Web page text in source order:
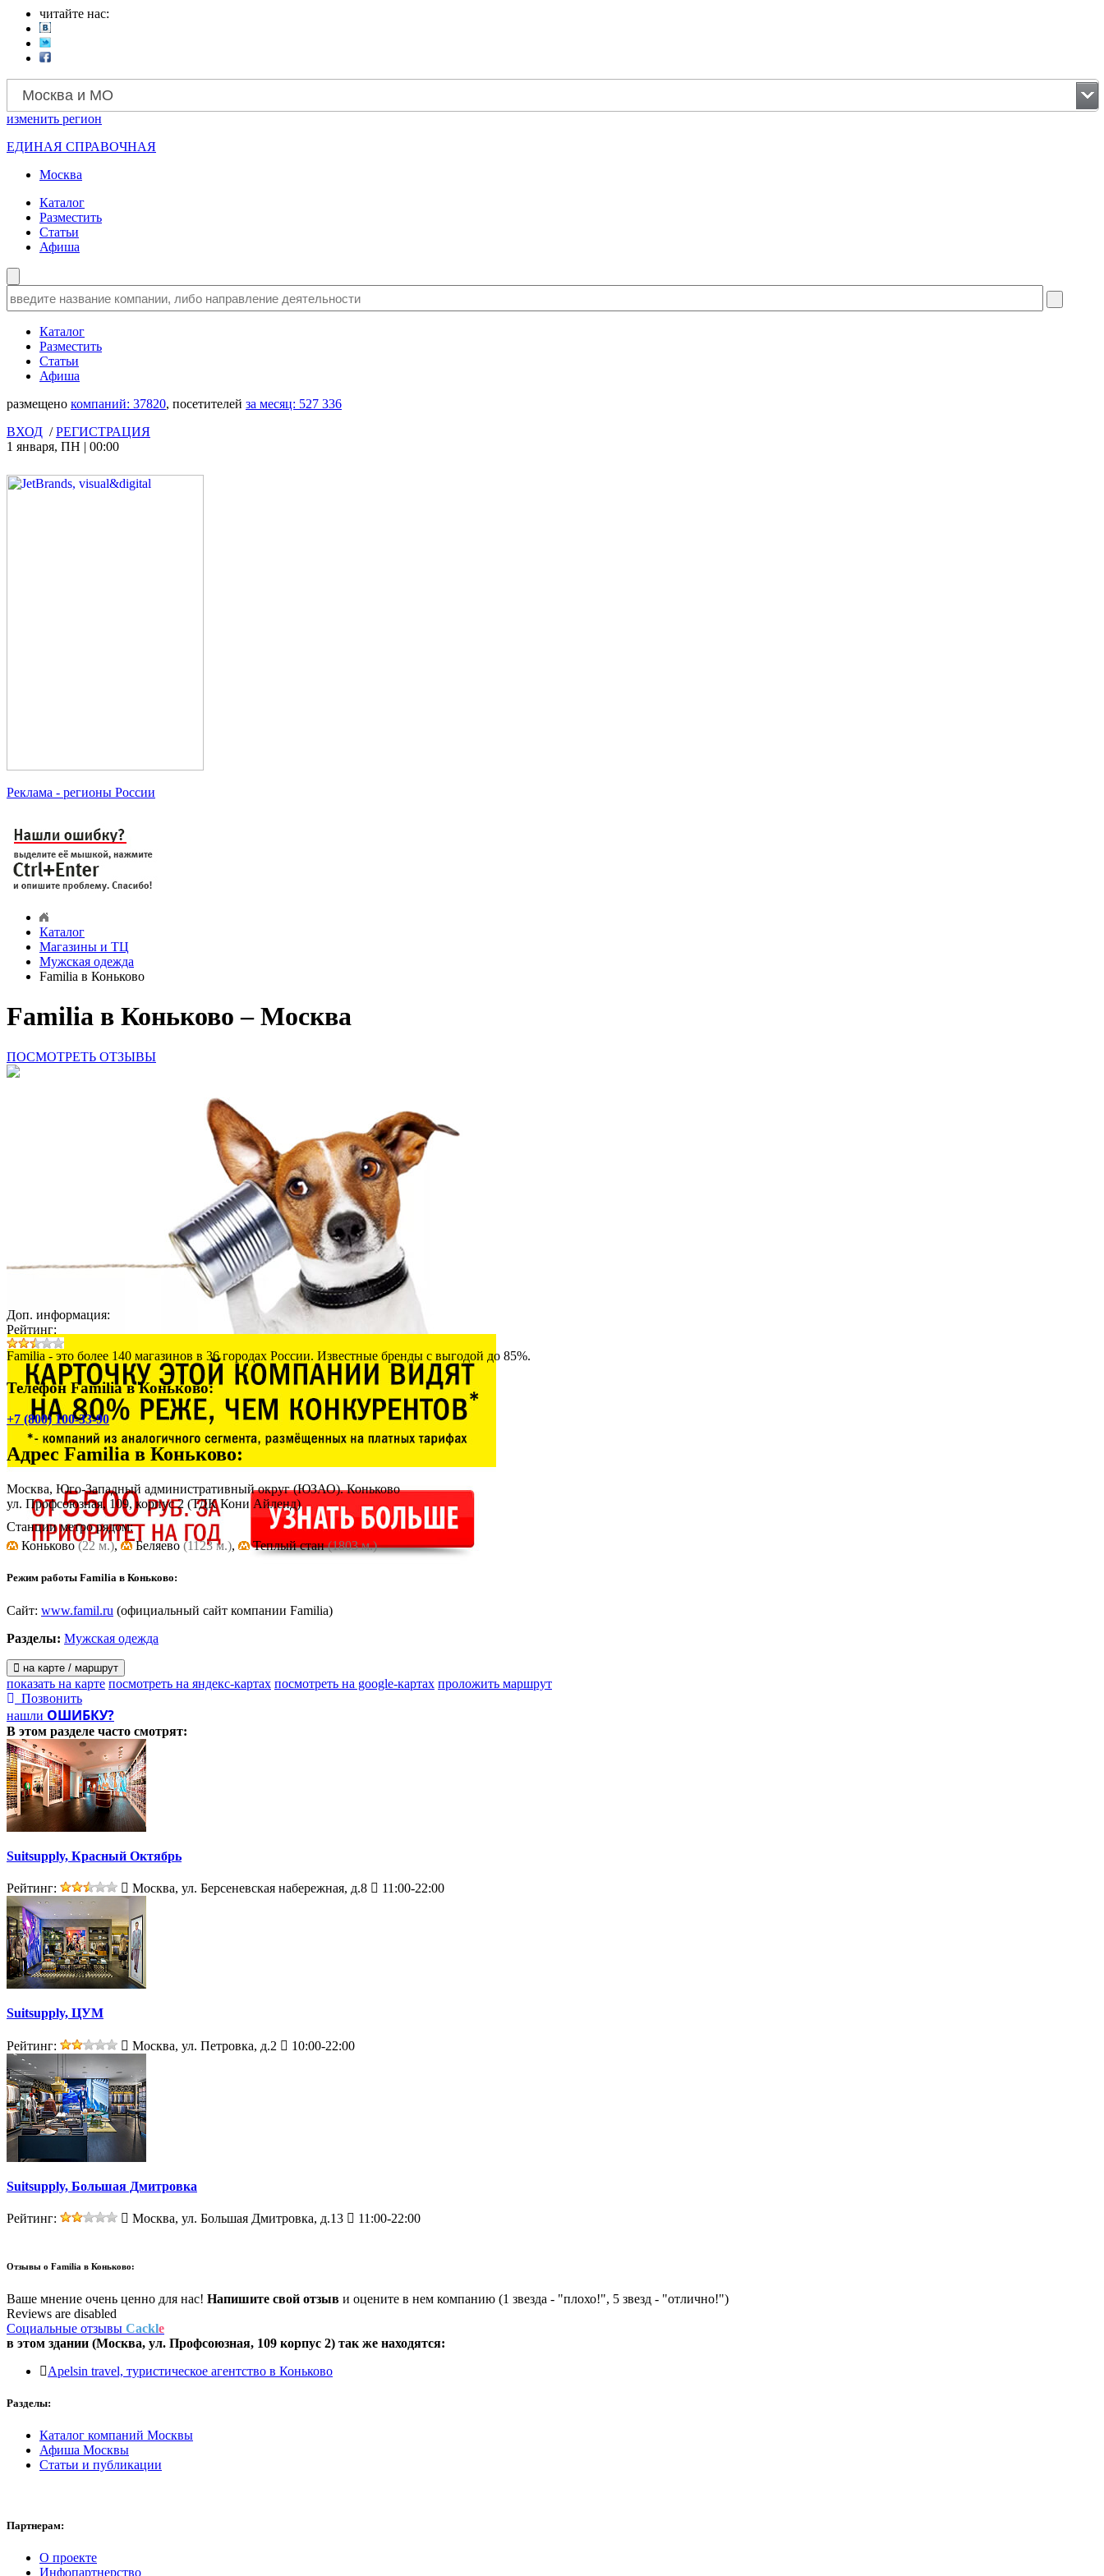
читайте нас:
Москва и МО
изменить регион
ЕДИНАЯ СПРАВОЧНАЯ
Москва
Каталог
Разместить
Статьи
Афиша
Каталог
Разместить
Статьи
Афиша
размещено компаний: 37820, посетителей за месяц: 527 336
ВХОД /РЕГИСТРАЦИЯ
1 января, ПН | 00:00
Реклама - регионы России
Каталог
Магазины и ТЦ
Мужская одежда
Familia в Коньково
Familia в Коньково – Москва
ПОСМОТРЕТЬ ОТЗЫВЫ
Доп. информация:
Рейтинг:
Familia - это более 140 магазинов в 36 городах России. Известные бренды с выгодой до 85%.
Телефон Familia в Коньково:
+7 (800) 100-33-90
Адрес Familia в Коньково:
Москва, Юго-Западный административный округ (ЮЗАО). Коньково
ул. Профсоюзная, 109, корпус 2 (ТДК Кони Айленд)
Станции метро рядом:
Коньково(22 м.), Беляево (1123 м.), Теплый стан(1803 м.)
Режим работы Familia в Коньково:
Сайт: www.famil.ru (официальный сайт компании Familia)
Разделы: Мужская одежда
на карте / маршрут
показать на карте посмотреть на яндекс-картах посмотреть на google-картах проложить маршрут
Позвонить
нашли ОШИБКУ?
В этом разделе часто смотрят:
Suitsupply, Красный Октябрь
Рейтинг: Москва, ул. Берсеневская набережная, д.8 11:00-22:00
Suitsupply, ЦУМ
Рейтинг: Москва, ул. Петровка, д.2 10:00-22:00
Suitsupply, Большая Дмитровка
Рейтинг: Москва, ул. Большая Дмитровка, д.13 11:00-22:00
Отзывы о Familia в Коньково:
Ваше мнение очень ценно для нас! Напишите свой отзыв и оцените в нем компанию (1 звезда - "плохо!", 5 звезд - "отлично!")
Reviews are disabled
Социальные отзывы Cackle
в этом здании (Москва, ул. Профсоюзная, 109 корпус 2) так же находятся:
Apelsin travel, туристическое агентство в Коньково
Разделы:
Каталог компаний Москвы
Афиша Москвы
Статьи и публикации
Партнерам:
О проекте
Инфопартнерство